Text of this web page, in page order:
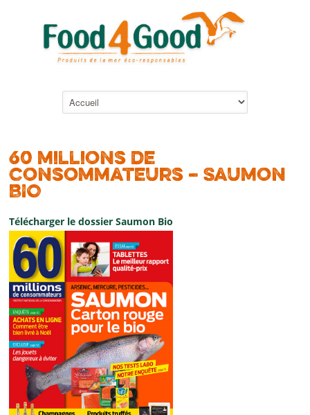
60 millions de
consommateurs – Saumon
BIO
Télécharger le dossier Saumon Bio